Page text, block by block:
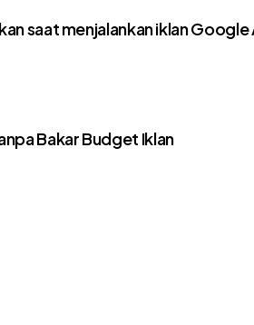
saat menjalankan iklan Google
Bakar Budget Iklan